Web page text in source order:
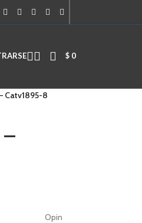
puedes utilizar las
$ 0
Catv1895-8
–
Opin